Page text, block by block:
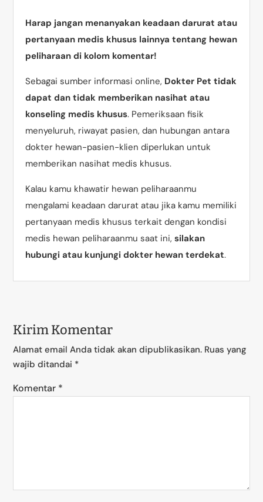
Harap jangan menanyakan keadaan darurat atau
pertanyaan medis khusus lainnya tentang hewan
peliharaan di kolom komentar!
Sebagai sumber informasi online, Dokter Pet tidak
dapat dan tidak memberikan nasihat atau
konseling medis khusus. Pemeriksaan fisik
menyeluruh, riwayat pasien, dan hubungan antara
dokter hewan-pasien-klien diperlukan untuk
memberikan nasihat medis khusus.
Kalau kamu khawatir hewan peliharaanmu
mengalami keadaan darurat atau jika kamu memiliki
pertanyaan medis khusus terkait dengan kondisi
medis hewan peliharaanmu saat ini,silakan
hubungi atau kunjungi dokter hewan terdekat.
Kirim Komentar
Alamat email Anda tidak akan dipublikasikan. Ruas yang
wajib ditandai *
Komentar *